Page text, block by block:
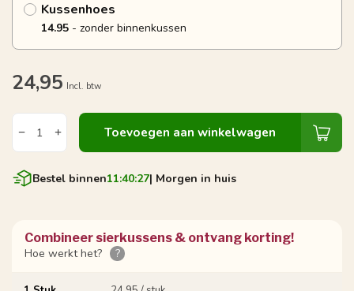
Kussenhoes
14.95 - zonder binnenkussen
24,95 Incl. btw
Toevoegen aan winkelwagen
Bestel binnen11:40:27| Morgen in huis
Combineer sierkussens & ontvang korting!
Hoe werkt het?
?